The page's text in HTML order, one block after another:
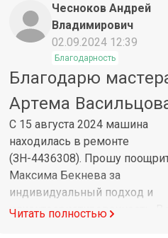
Чесноков Андрей
Владимирович
02.09.2024 12:39
Благодарность
Благодарю
Артема
С 15 августа 2024 машина
находилась в ремонте
(ЗН-4436308). Прошу
Максима Бекнева за
индивидуальный подход и
клиентоориетированность. В
Читать полностью